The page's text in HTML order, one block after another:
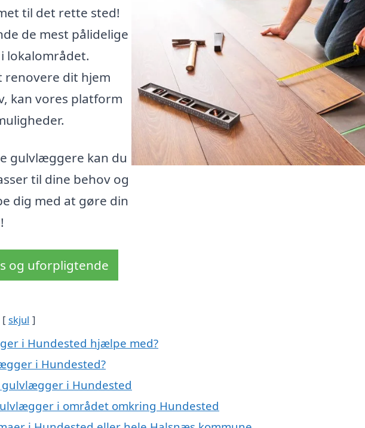
til det rette sted!
de mest pålidelige
lokalområdet.
renovere dit hjem
kan vores platform
gulvlæggere kan du
til dine behov og
dig med at gøre din
og uforpligtende
skjul
i Hundested hjælpe med?
i Hundested?
i Hundested
i området omkring Hundested